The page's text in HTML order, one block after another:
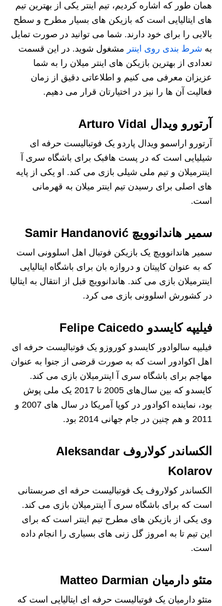
همان طور که اشاره کردیم، تیم اینتر یکی از بهترین تیم
های ایتالیایی است که بازیکن های بسیار مطرح و سطح
بالایی را برای خود دارند. شما می توانید در صورت تمایل
به شرط بندی روی اینتر مشغول شوید. در این قسمت
تعدادی از بهترین بازیکن های اینتر میلان را به شما
عزیزان معرفی می کنیم و اطلاعاتی دقیق از زمان
فعالیت آن ها را نیز در اختیارتان قرار می دهیم.
آرتورو ویدال Arturo Vidal
آرتورو اراسمو ویدال پاردو یک فوتبالیست حرفه ای
شیلیایی است که در پست هافبک برای باشگاه سری آ
اینترمیلان و تیم ملی شیلی بازی می کند. او یکی از پایه
های اصلی برای رسیدن تیم اینتر میلان به قهرمانی
است.
سمیر هاندانوویچ Samir Handanović
سمیر هاندانوویچ یک بازیکن فوتبال اهل اسلوونی است
که به عنوان کاپیتان و دروازه بان برای باشگاه ایتالیایی
اینترمیلان بازی می کند. هاندانوویچ قبل از انتقال به ایتالیا
در کشورش اسلوونی بازی می کرد.
فیلیپه کایسدو Felipe Caicedo
فیلیپه سالوادور کایسدو کوروزو یک فوتبالیست حرفه‌ ای
اهل اکوادور است که به صورت قرضی از جنوا به عنوان
مهاجم برای باشگاه سری آ اینترمیلان بازی می‌ کند.
کایسدو که بین سال‌های 2005 تا 2017 یک ملی‌ پوش
بود، نماینده اکوادور در کوپا آمریکا در سال‌ های 2007 و
2011 و هم چنین در جام جهانی 2014 بود.
الکساندر کولاروف Aleksandar
Kolarov
الکساندر کولاروف یک فوتبالیست حرفه ای صربستانی
است که برای باشگاه سری آ اینترمیلان بازی می کند.
وی یکی از بازیکن های مطرح تیم اینتر است که برای
این تیم تا به امروز گل زنی های بسیاری را انجام داده
است.
متئو دارمیان Matteo Darmian
متئو دارمیان یک فوتبالیست حرفه ای ایتالیایی است که